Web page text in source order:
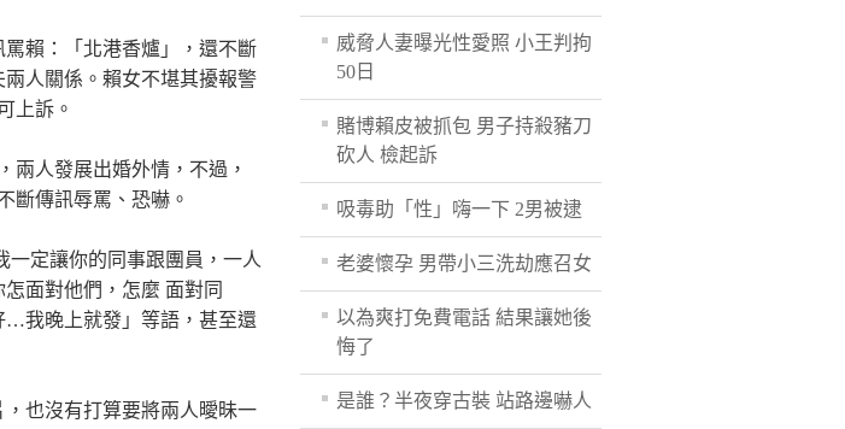
賴：「北港香爐」，還不斷
人關係。賴女不堪其擾報警
上訴。
兩人發展出婚外情，不過，
斷傳訊辱罵、恐嚇。
一定讓你的同事跟團員，一人
面對他們，怎麼 面對同
…我晚上就發」等語，甚至還
也沒有打算要將兩人曖昧一
威脅人妻曝光性愛照 小王判拘
50日
賭博賴皮被抓包 男子持殺豬刀
砍人 檢起訴
吸毒助「性」嗨一下 2男被逮
老婆懷孕 男帶小三洗劫應召女
以為爽打免費電話 結果讓她後
悔了
是誰？半夜穿古裝 站路邊嚇人